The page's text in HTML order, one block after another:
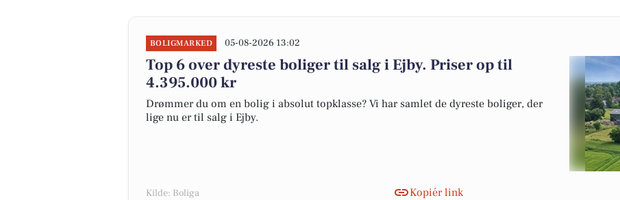
BOLIGMARKED 05-08-2026 13:02
Top 6 over dyreste boliger til salg i Ejby. Priser op til
4.395.000 kr
Drømmer du om en bolig i absolut topklasse? Vi har samlet de dyreste boliger, der
lige nu er til salg i Ejby.
Kilde: Boliga Kopiér link